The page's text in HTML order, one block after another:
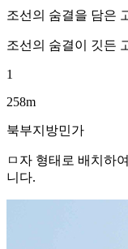
조선의 숨결을 담은
조선의 숨결이 깃든
1
258m
북부지방민가
ㅁ자 형태로 배치하
니다.